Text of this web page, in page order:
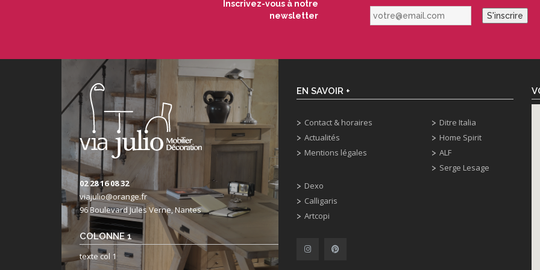
Inscrivez-vous à notre
newsletter
votre@email.com S'inscrire
02 28 16 08 32
viajulio@orange.fr
96 Boulevard Jules Verne, Nantes
COLONNE 1
texte col 1
EN SAVOIR +
Contact & horaires
Actualités
Mentions légales
Dexo
Calligaris
Artcopi
Ditre Italia
Home Spirit
ALF
Serge Lesage